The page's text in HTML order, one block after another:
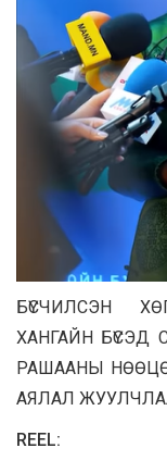
БҮСЧИЛСЭН
ХАНГАЙН
РАШААНЫ
АЯЛАЛ
REEL: